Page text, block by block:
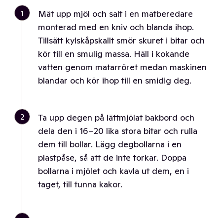
1
Mät upp mjöl och salt i en matberedare
monterad med en kniv och blanda ihop.
Tillsätt kylskåpskallt smör skuret i bitar och
kör till en smulig massa. Häll i kokande
vatten genom matarröret medan maskinen
blandar och kör ihop till en smidig deg.
2
Ta upp degen på lättmjölat bakbord och
dela den i 16–20 lika stora bitar och rulla
dem till bollar. Lägg degbollarna i en
plastpåse, så att de inte torkar. Doppa
bollarna i mjölet och kavla ut dem, en i
taget, till tunna kakor.